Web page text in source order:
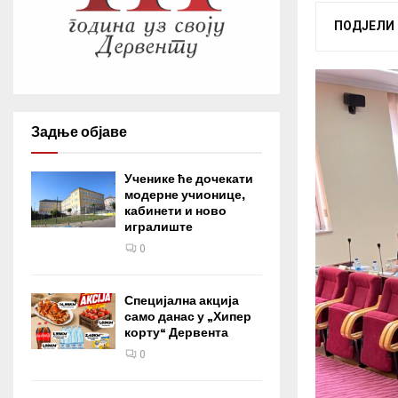
ПОДЈЕЛИ
Задње објаве
Ученике ће дочекати
модерне учионице,
кабинети и ново
игралиште
0
Специјална акција
само данас у „Хипер
корту“ Дервента
0